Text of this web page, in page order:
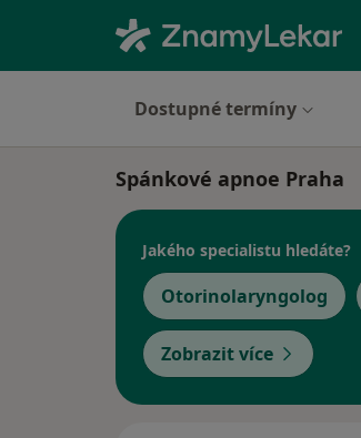
Dostupné termíny
Spánkové apnoe Praha
Jakého specialistu hledáte?
Otorinolaryngolog
Zobrazit více